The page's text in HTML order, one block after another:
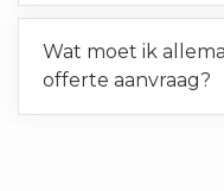
Wat moet ik
offerte aanvraag?